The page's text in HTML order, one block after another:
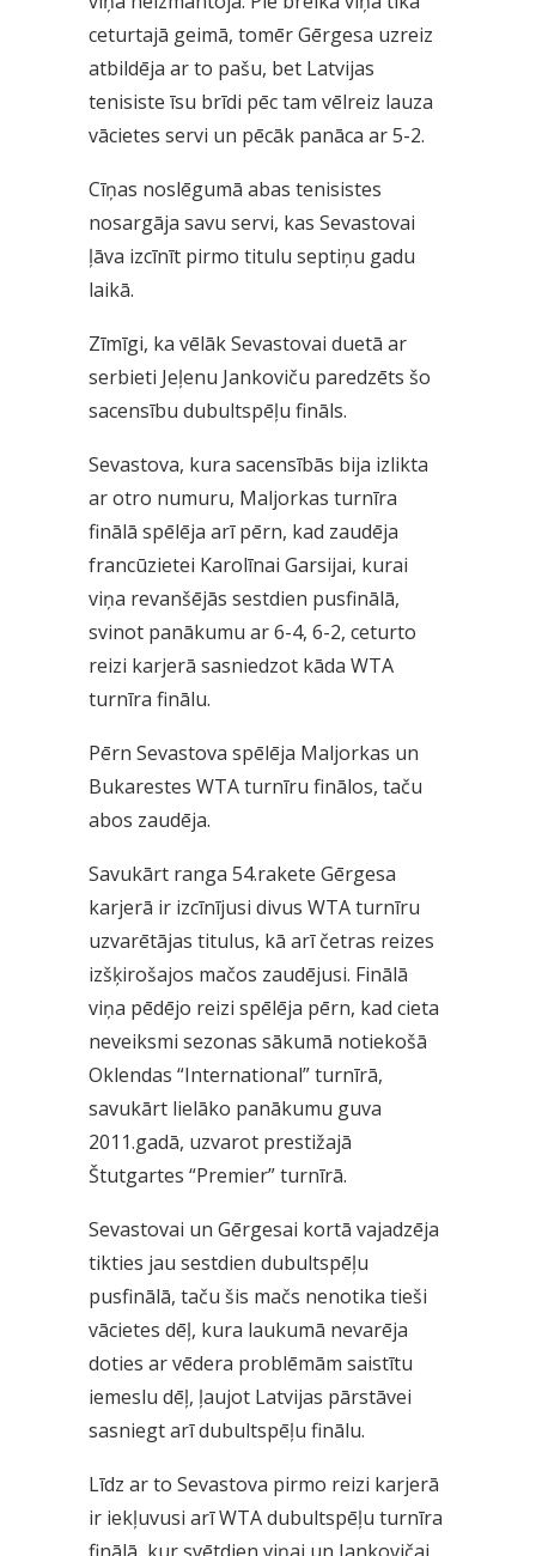
ceturtajā geimā, tomēr Gērgesa uzreiz
atbildēja ar to pašu, bet Latvijas
tenisiste īsu brīdi pēc tam vēlreiz lauza
vācietes servi un pēcāk panāca ar 5-2.
Cīņas noslēgumā abas tenisistes
nosargāja savu servi, kas Sevastovai
ļāva izcīnīt pirmo titulu septiņu gadu
laikā.
Zīmīgi, ka vēlāk Sevastovai duetā ar
serbieti Jeļenu Jankoviču paredzēts šo
sacensību dubultspēļu fināls.
Sevastova, kura sacensībās bija izlikta
ar otro numuru, Maljorkas turnīra
finālā spēlēja arī pērn, kad zaudēja
francūzietei Karolīnai Garsijai, kurai
viņa revanšējās sestdien pusfinālā,
svinot panākumu ar 6-4, 6-2, ceturto
reizi karjerā sasniedzot kāda WTA
turnīra finālu.
Pērn Sevastova spēlēja Maljorkas un
Bukarestes WTA turnīru finālos, taču
abos zaudēja.
Savukārt ranga 54.rakete Gērgesa
karjerā ir izcīnījusi divus WTA turnīru
uzvarētājas titulus, kā arī četras reizes
izšķirošajos mačos zaudējusi. Finālā
viņa pēdējo reizi spēlēja pērn, kad cieta
neveiksmi sezonas sākumā notiekošā
Oklendas “International” turnīrā,
savukārt lielāko panākumu guva
2011.gadā, uzvarot prestižajā
Štutgartes “Premier” turnīrā.
Sevastovai un Gērgesai kortā vajadzēja
tikties jau sestdien dubultspēļu
pusfinālā, taču šis mačs nenotika tieši
vācietes dēļ, kura laukumā nevarēja
doties ar vēdera problēmām saistītu
iemeslu dēļ, ļaujot Latvijas pārstāvei
sasniegt arī dubultspēļu finālu.
Līdz ar to Sevastova pirmo reizi karjerā
ir iekļuvusi arī WTA dubultspēļu turnīra